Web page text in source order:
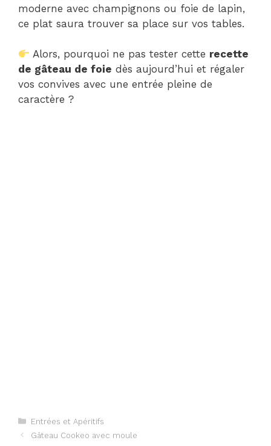
moderne avec champignons ou foie de lapin,
ce plat saura trouver sa place sur vos tables.
Alors, pourquoi ne pas tester cette recette
de gâteau de foie dès aujourd’hui et régaler
vos convives avec une entrée pleine de
caractère ?
Catégories
Entrées et Apéritifs
Gâteau Cookeo avec moule